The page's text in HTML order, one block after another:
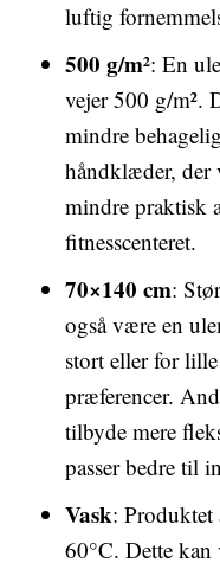
luftig
500 g/m²: En
vejer 500 g/m².
mindre
håndklæder, der
mindre praktisk
fitnesscenteret.
70×140 cm:
også være en
stort eller for
præferencer.
tilbyde mere
passer bedre til
Vask: Produktet
60°C. Dette